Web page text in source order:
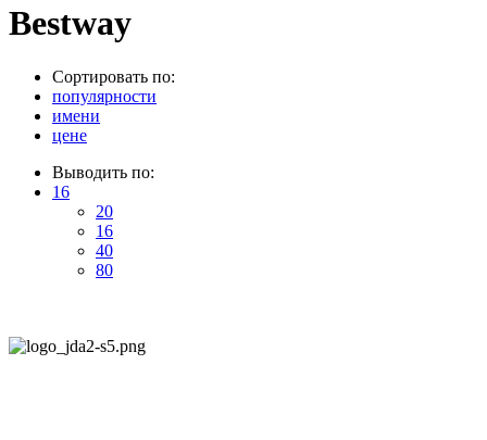
Bestway
Сортировать по:
популярности
имени
цене
Выводить по:
16
20
16
40
80